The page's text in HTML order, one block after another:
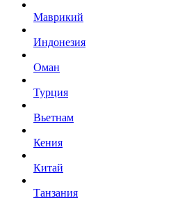
Маврикий
Индонезия
Оман
Турция
Вьетнам
Кения
Китай
Танзания